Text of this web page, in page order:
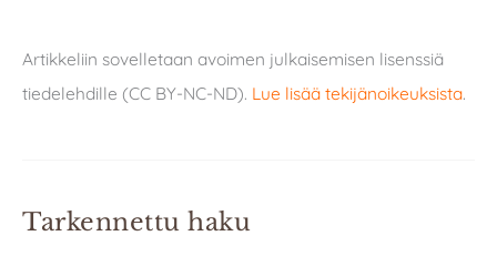
Artikkeliin sovelletaan avoimen julkaisemisen lisenssiä
tiedelehdille (CC BY-NC-ND). Lue lisää tekijänoikeuksista.
Tarkennettu haku